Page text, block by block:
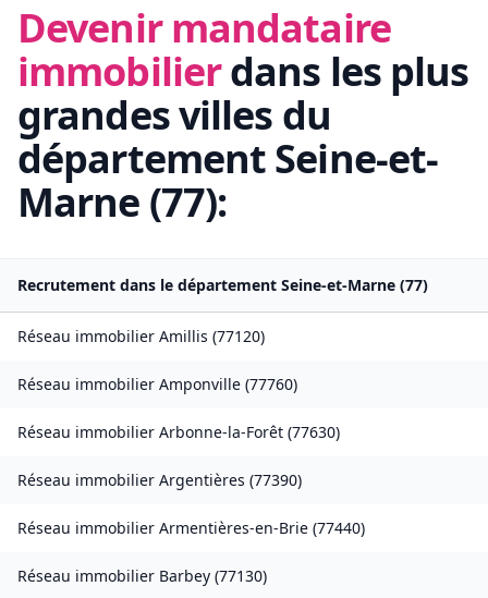
Devenir mandataire
immobilierdans les plus
grandes villes du
départementSeine-et-
Marne (77):
Recrutement dans le département Seine-et-Marne (77)
Réseau immobilier Amillis (77120)
Réseau immobilier Amponville (77760)
Réseau immobilier Arbonne-la-Forêt (77630)
Réseau immobilier Argentières (77390)
Réseau immobilier Armentières-en-Brie (77440)
Réseau immobilier Barbey (77130)